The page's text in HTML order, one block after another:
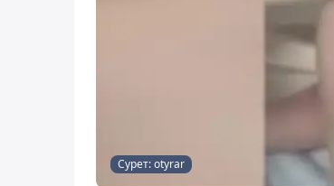
Сурет: otyrar